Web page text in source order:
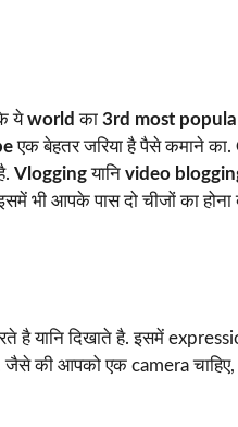
येworld का 3rd most
एक बेहतर जरिया है पैसे कमाने का.
Vloggingयानि video
भी आपके पास दो चीजों का होना
यानि दिखाते है. इसमें
जैसे की आपको एक camera